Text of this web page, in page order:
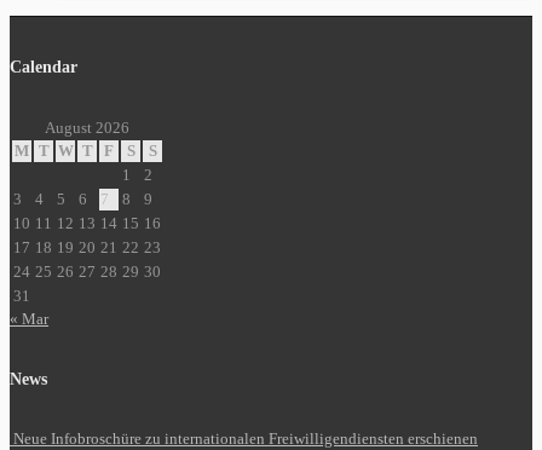
Calendar
August 2026
M T W T F S
S
1
2
3
4 5 6 7 8
9
10 11 12 13 14 15 16
17 18 19 20 21 22 23
24 25 26 27 28 29 30
31
« Mar
News
Neue Infobroschüre zu internationalen Freiwilligendiensten erschienen